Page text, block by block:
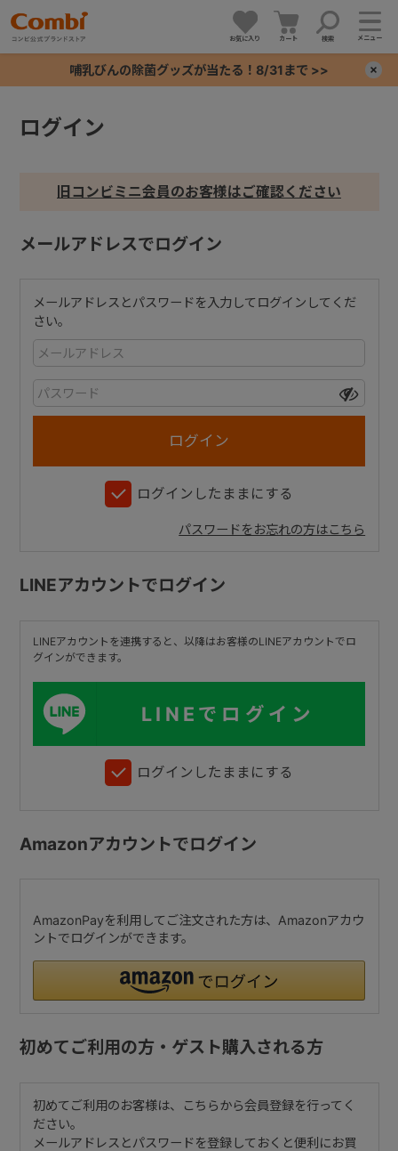
お気に入り カート 検索 メニュー
哺乳びんの除菌グッズが当たる！8/31まで >>
ログイン
旧コンビミニ会員のお客様はご確認ください
メールアドレスでログイン
メールアドレスとパスワードを入力してログインしてくだ
さい。
ログインしたままにする
パスワードをお忘れの方はこちら
LINEアカウントでログイン
LINEアカウントを連携すると、以降はお客様のLINEアカウントでロ
グインができます。
LINEでログイン
ログインしたままにする
Amazonアカウントでログイン
AmazonPayを利用してご注文された方は、Amazonアカウ
ントでログインができます。
初めてご利用の方・ゲスト購入される方
初めてご利用のお客様は、こちらから会員登録を行ってく
ださい。
メールアドレスとパスワードを登録しておくと便利にお買